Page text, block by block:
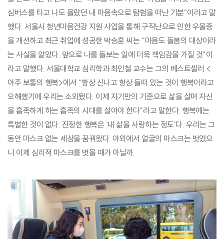
심버스를 타고 나도 몰랐던 내 마음속으로 탐험을 떠난 기분”이라고 말
했다. 서울시 청년마음건강 지원 사업을 통해 구직난으로 인한 우울증
을 개선하고 최근 취업에 성공한 박승훈 씨는 “마음도 돌봄의 대상이라
는 사실을 알았다. 앞으로 나를 돌보는 일에 더욱 책임감을 가질 것”이
라고 말했다. 서울대학교 심리학과 최인철 교수는 그의 베스트셀러 <
아주 보통의 행복>에서 “항상 신나고 항상 들떠 있는 것이 행복이라고
오해했기에 우리는 소외됐다. 이제 자기만의 기준으로 삶을 살며 자신
을 흡족하게 하는 흡족의 시대를 살아야 한다”라고 말한다. 행복에는
특별한 것이 없다. 진정한 행복은 ‘내 삶을 사랑하는 정도’다. 우리는 그
동안 마스크 없는 세상을 꿈꿔왔다. 야외에서 얼굴의 마스크는 벗었으
니 이제 심리적 마스크를 벗을 때가 아닐까.